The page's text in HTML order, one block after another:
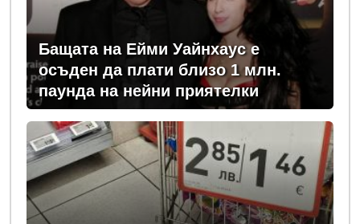
Бащата на Ейми Уайнхаус е
осъден да плати близо 1 млн.
паунда на нейни приятелки